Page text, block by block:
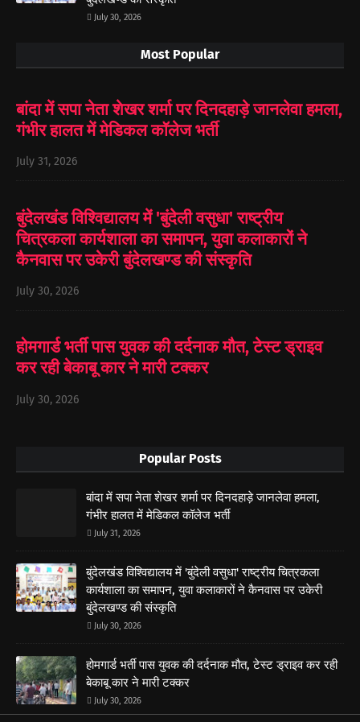
July 30, 2026
Most Popular
बांदा में सपा नेता शेखर शर्मा पर दिनदहाड़े जानलेवा हमला,
गंभीर हालत में मेडिकल कॉलेज भर्ती
July 31, 2026
बुंदेलखंड विश्विद्यालय में 'बुंदेली वसुधा' राष्ट्रीय
चित्रकला कार्यशाला का समापन, युवा कलाकारों ने
कैनवास पर उकेरी बुंदेलखण्ड की संस्कृति
July 30, 2026
होमगार्ड भर्ती पास युवक की दर्दनाक मौत, टेस्ट ड्राइव
कर रही बेकाबू कार ने मारी टक्कर
July 30, 2026
Popular Posts
बांदा में सपा नेता शेखर शर्मा पर दिनदहाड़े जानलेवा हमला,
गंभीर हालत में मेडिकल कॉलेज भर्ती
July 31, 2026
बुंदेलखंड विश्विद्यालय में 'बुंदेली वसुधा' राष्ट्रीय चित्रकला
कार्यशाला का समापन, युवा कलाकारों ने कैनवास पर उकेरी
बुंदेलखण्ड की संस्कृति
July 30, 2026
होमगार्ड भर्ती पास युवक की दर्दनाक मौत, टेस्ट ड्राइव कर रही
बेकाबू कार ने मारी टक्कर
July 30, 2026